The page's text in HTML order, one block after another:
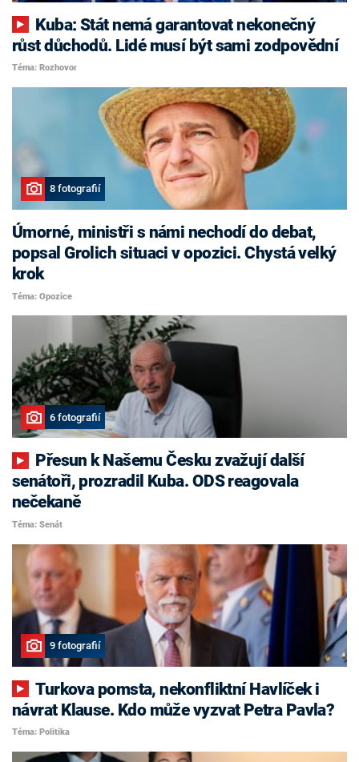
růst důchodů. Lidé musí být sami zodpovědní
Téma: Rozhovor
8 fotografií
Úmorné, ministři s námi nechodí do debat,
popsal Grolich situaci v opozici. Chystá velký
krok
Téma: Opozice
6 fotografií
senátoři, prozradil Kuba. ODS reagovala
nečekaně
Téma: Senát
9 fotografií
Turkova pomsta, nekonfliktní Havlíček i
návrat Klause. Kdo může vyzvat Petra Pavla?
Téma: Politika